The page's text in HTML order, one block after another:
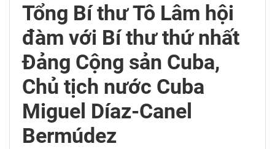
Tổng Bí thư Tô Lâm hội
đàm với Bí thư thứ nhất
Đảng Cộng sản Cuba,
Chủ tịch nước Cuba
Miguel Díaz-Canel
Bermúdez